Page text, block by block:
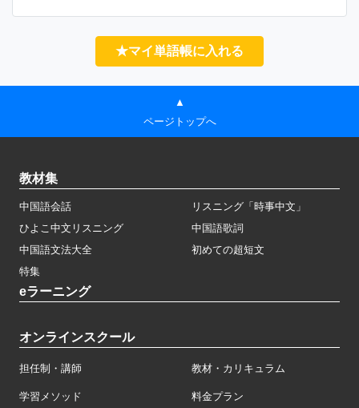
★マイ単語帳に入れる
▲
ページトップへ
教材集
中国語会話
リスニング「時事中文」
ひよこ中文リスニング
中国語歌詞
中国語文法大全
初めての超短文
特集
eラーニング
オンラインスクール
担任制・講師 教材・カリキュラム
学習メソッド 料金プラン